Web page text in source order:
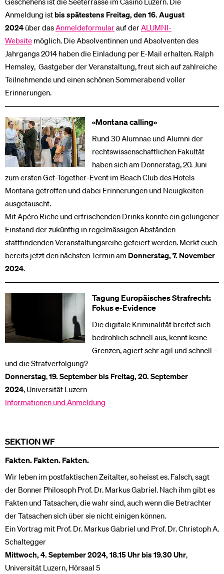
Anmeldung istbis spätestens Freitag, den 16. August
2024 über dasAnmeldeformularauf derALUMNI-
Website möglich. Die Absolventinnen und Absolventen des
Jahrgangs 2014 haben die Einladung per E-Mail erhalten. Ralph
Hemsley, Gastgeber der Veranstaltung, freut sich auf zahlreiche
Teilnehmende und einen schönen Sommerabend voller
Erinnerungen.
«Montana calling»
Rund 30 Alumnae und Alumni der
rechtswissenschaftlichen Fakultät
haben sich am Donnerstag, 20. Juni
zum ersten Get-Together-Event im Beach Club des Hotels
Montana getroffen und dabei Erinnerungen und Neuigkeiten
ausgetauscht.
Mit Apéro Riche und erfrischenden Drinks konnte ein gelungener
Einstand der zukünftig in regelmässigen Abständen
stattfindenden Veranstaltungsreihe gefeiert werden. Merkt euch
bereits jetzt den nächsten Termin am Donnerstag, 7. November
2024.
Tagung Europäisches Strafrecht:
Fokus e-Evidence
Die digitale Kriminalität breitet sich
bedrohlich schnell aus, kennt keine
Grenzen, agiert sehr agil und schnell –
und die Strafverfolgung?
Donnerstag,19. September bis Freitag, 20. September
2024, Universität Luzern
Informationen und Anmeldung
SEKTION WF
Fakten. Fakten. Fakten.
Wir leben im postfaktischen Zeitalter, so heisst es. Falsch, sagt
der Bonner Philosoph Prof. Dr. Markus Gabriel. Nach ihm gibt es
Fakten und Tatsachen, die wahr sind, auch wenn die Betrachter
der Tatsachen sich über sie nicht einigen können.
Ein Vortrag mit Prof. Dr. Markus Gabriel und Prof. Dr. Christoph A.
Schaltegger
Mittwoch, 4. September 2024, 18.15 Uhr bis 19.30 Uhr,
Universität Luzern, Hörsaal 5